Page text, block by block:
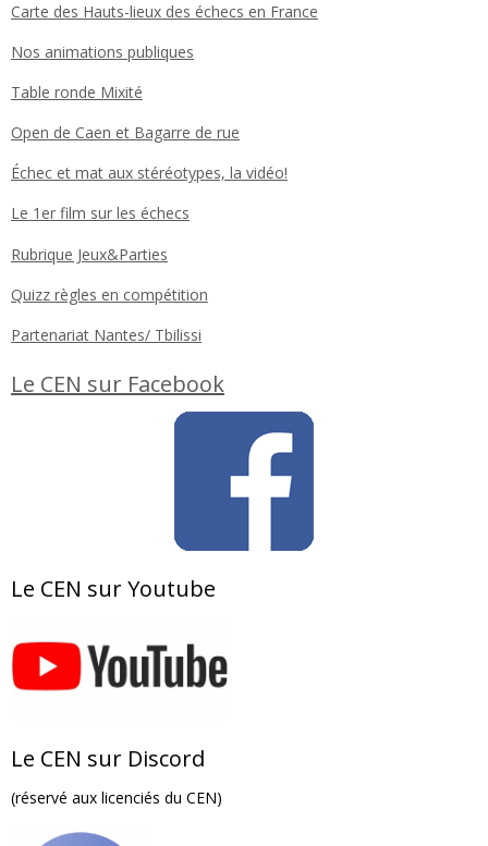
Carte des Hauts-lieux des échecs en France
Nos animations publiques
Table ronde Mixité
Open de Caen et Bagarre de rue
Échec et mat aux stéréotypes, la vidéo!
Le 1er film sur les échecs
Rubrique Jeux&Parties
Quizz règles en compétition
Partenariat Nantes/ Tbilissi
Le CEN sur Facebook
Le CEN sur Youtube
Le CEN sur Discord
(réservé aux licenciés du CEN)